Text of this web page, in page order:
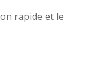
rapide et le